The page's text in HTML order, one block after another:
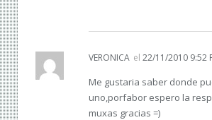
VERONICA el 22/11/2010 9:52
Me gustaria saber donde
uno,porfabor espero la
muxas gracias =)